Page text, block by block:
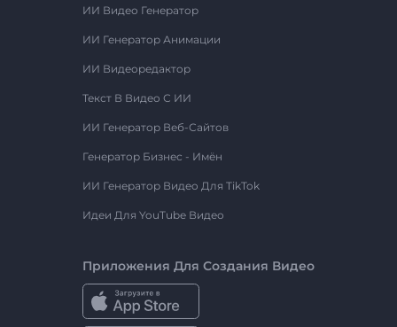
ИИ Видео Генератор
ИИ Генератор Анимации
ИИ Видеоредактор
Текст В Видео С ИИ
ИИ Генератор Веб-Сайтов
Генератор Бизнес - Имён
ИИ Генератор Видео Для TikTok
Идеи Для YouTube Видео
Приложения Для Создания Видео